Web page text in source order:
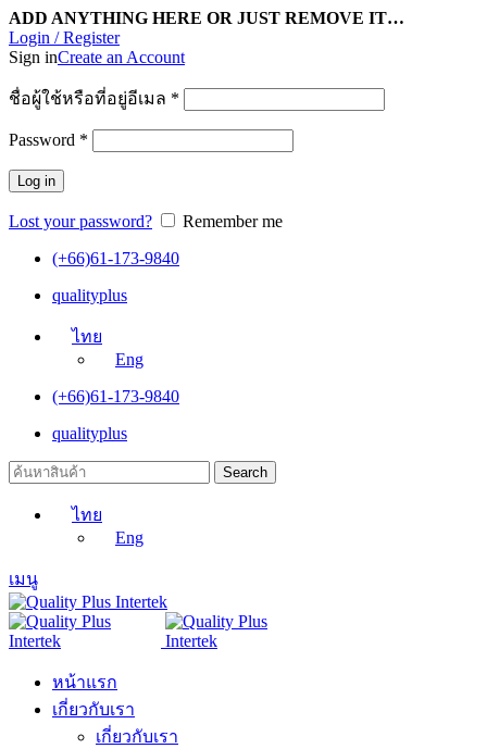
ADD ANYTHING HERE OR JUST REMOVE IT…
Login / Register
Sign inCreate an Account
ชื่อผู้ใช้หรือที่อยู่อีเมล *
Password *
Log in
Lost your password?
Remember me
(+66)61-173-9840
qualityplus
ไทย
Eng
(+66)61-173-9840
qualityplus
Search
ไทย
Eng
เมนู
หน้าแรก
เกี่ยวกับเรา
เกี่ยวกับเรา